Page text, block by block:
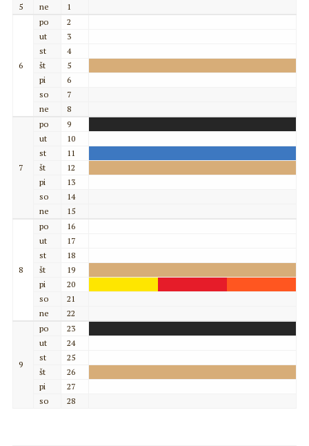
5
ne 1
6
po
2
ut
3
st
4
št
5
pi
6
so
7
ne
8
7
po
9
ut
10
st
11
št
12
pi
13
so
14
ne
15
8
po
16
ut
17
st
18
št
19
pi
20
so
21
ne
22
9
po
23
ut
24
st
25
št
26
pi
27
so
28